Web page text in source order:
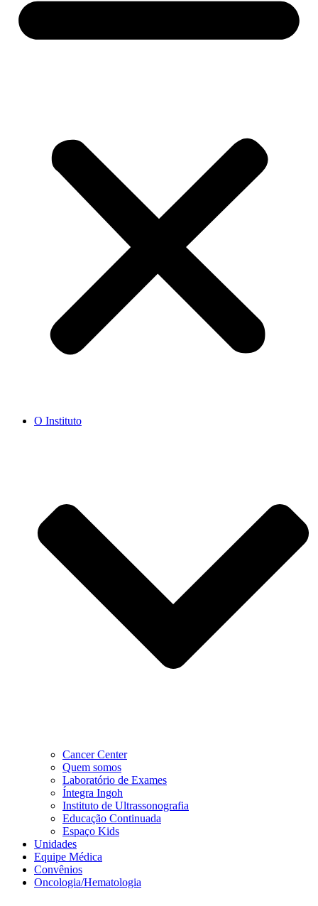
O Instituto
Cancer Center
Quem somos
Laboratório de Exames
Íntegra Ingoh
Instituto de Ultrassonografia
Educação Continuada
Espaço Kids
Unidades
Equipe Médica
Convênios
Oncologia/Hematologia